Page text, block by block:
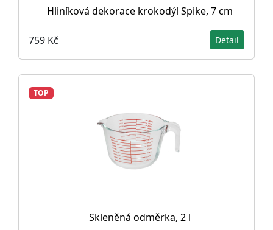
Hliníková dekorace krokodýl Spike, 7 cm
759 Kč Detail
TOP
Skleněná odměrka, 2 l